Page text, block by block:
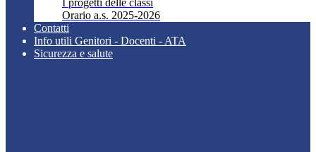
I progetti delle classi
Orario a.s. 2025-2026
Contatti
Info utili Genitori - Docenti - ATA
Sicurezza e salute